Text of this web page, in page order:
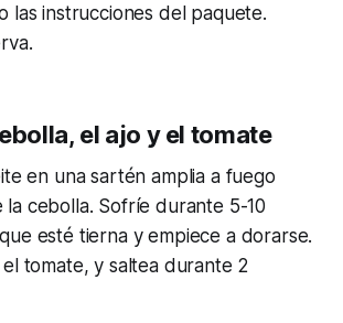
las instrucciones del paquete.
el ajo y el tomate
en una sartén amplia a fuego
la cebolla. Sofríe durante 5-10
esté tierna y empiece a dorarse.
tomate, y saltea durante 2